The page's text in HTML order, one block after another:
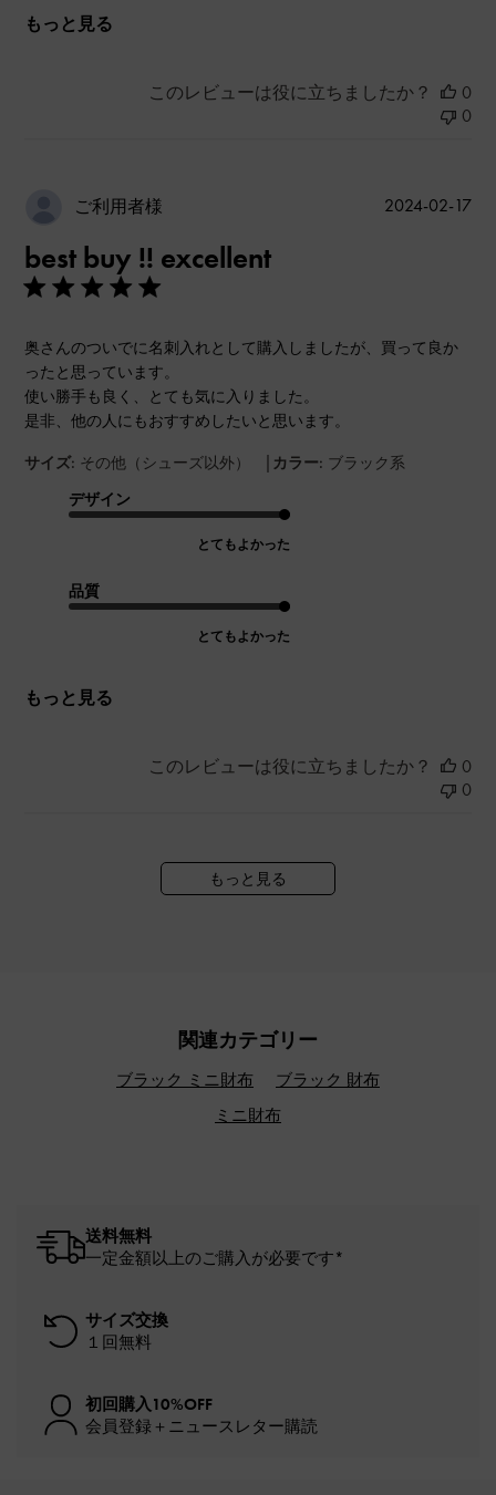
もっと見る
このレビューは役に立ちましたか？
0
0
ご利用者様
best buy !! excellent
奥さんのついでに名刺入れとして購入しましたが、買って良か
ったと思っています。
使い勝手も良く、とても気に入りました。
是非、他の人にもおすすめしたいと思います。
サイズ: その他（シューズ以外） | カラー: ブラック系
デザイン
とてもよかった
品質
とてもよかった
もっと見る
公
2024-02-17
このレビューは役に立ちましたか？
0
0
もっと見る
関連カテゴリー
ブラック ミニ財布
ブラック 財布
ミニ財布
送料無料
一定金額以上のご購入が必要です*
サイズ交換
１回無料
初回購入10%OFF
会員登録＋ニュースレター購読